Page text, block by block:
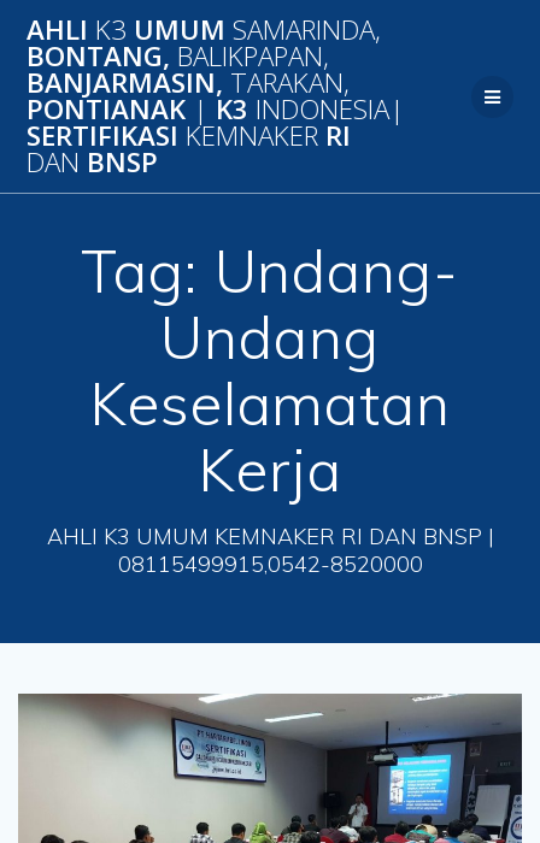
to
content
AHLI K3 UMUM SAMARINDA,
BONTANG, BALIKPAPAN,
BANJARMASIN, TARAKAN,
PONTIANAK | K3 INDONESIA|
SERTIFIKASI KEMNAKER RI
DAN BNSP
Tag: Undang-
Undang
Keselamatan
Kerja
AHLI K3 UMUM KEMNAKER RI DAN BNSP |
08115499915,0542-8520000